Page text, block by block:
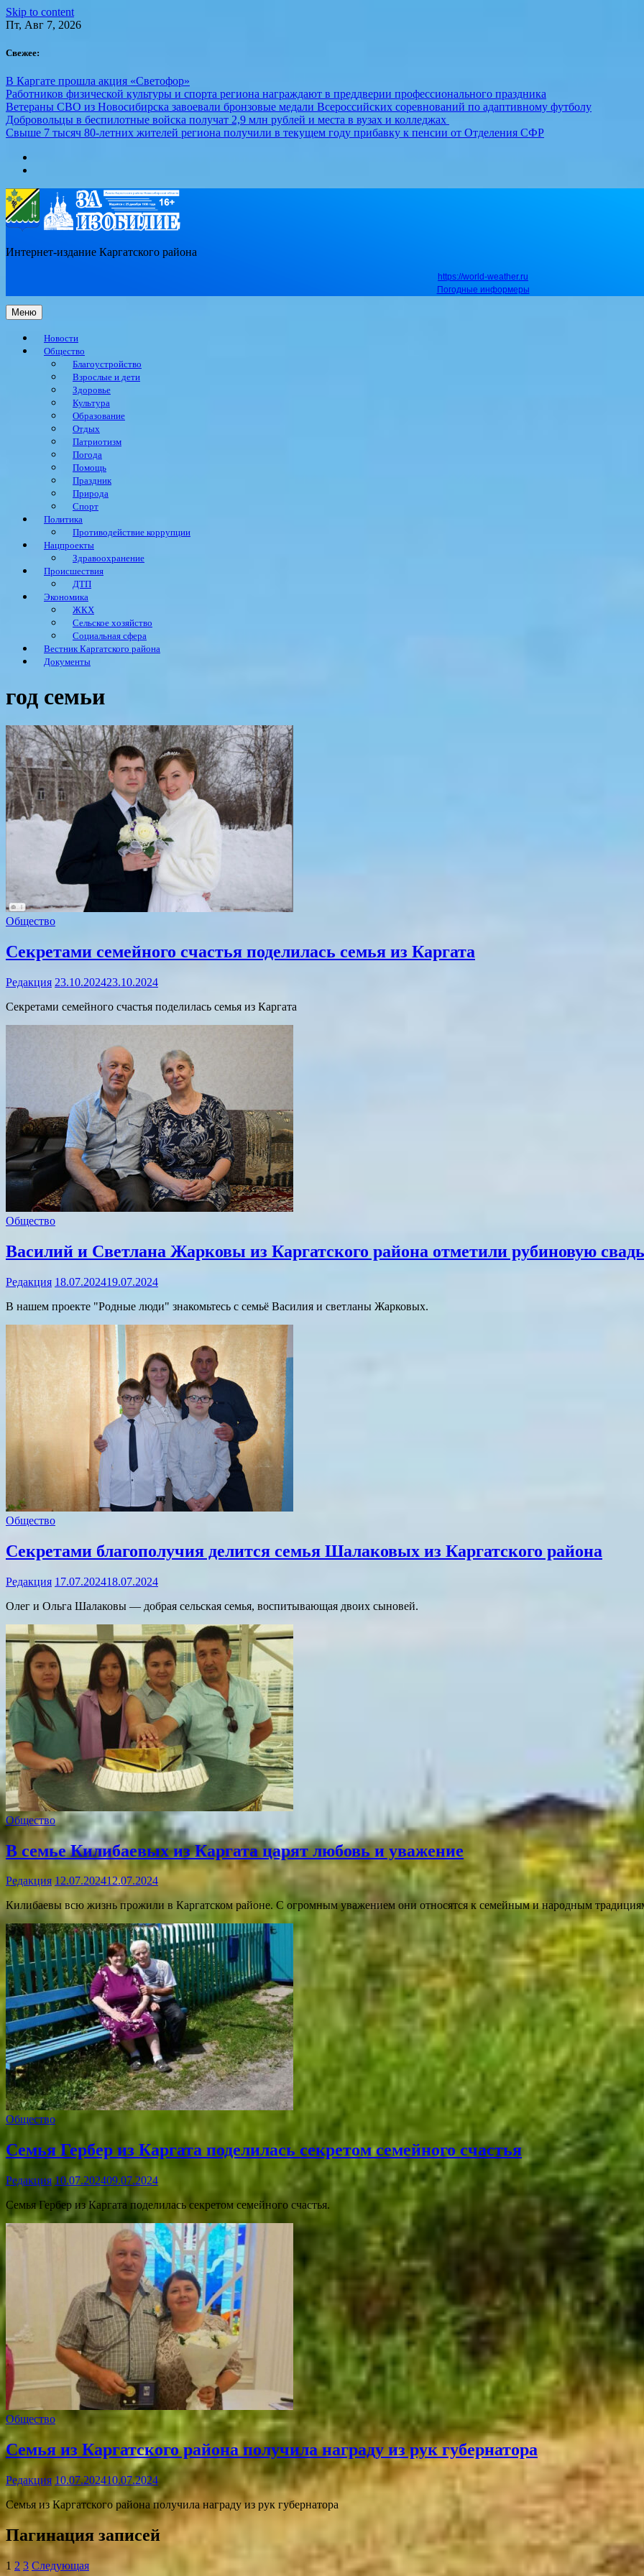
Skip to content
Пт, Авг 7, 2026
Свежее:
В Каргате прошла акция «Светофор»
Работников физической культуры и спорта региона награждают в преддверии профессионального праздника
Ветераны СВО из Новосибирска завоевали бронзовые медали Всероссийских соревнований по адаптивному футболу
Добровольцы в беспилотные войска получат 2,9 млн рублей и места в вузах и колледжах
Свыше 7 тысяч 80-летних жителей региона получили в текущем году прибавку к пенсии от Отделения СФР
Интернет-издание Каргатского района
https://world-weather.ru
Погодные информеры
Меню
Новости
Общество
Благоустройство
Взрослые и дети
Здоровье
Культура
Образование
Отдых
Патриотизм
Погода
Помощь
Праздник
Природа
Спорт
Политика
Противодействие коррупции
Нацпроекты
Здравоохранение
Происшествия
ДТП
Экономика
ЖКХ
Сельское хозяйство
Социальная сфера
Вестник Каргатского района
Документы
год семьи
Общество
Секретами семейного счастья поделилась семья из Каргата
Редакция 23.10.202423.10.2024
Секретами семейного счастья поделилась семья из Каргата
Общество
Василий и Светлана Жарковы из Каргатского района отметили рубиновую
Редакция 18.07.202419.07.2024
В нашем проекте "Родные люди" знакомьтесь с семьё Василия и светланы Жарковых.
Общество
Секретами благополучия делится семья Шалаковых из Каргатского района
Редакция 17.07.202418.07.2024
Олег и Ольга Шалаковы — добрая сельская семья, воспитывающая двоих сыновей.
Общество
В семье Килибаевых из Каргата царят любовь и уважение
Редакция 12.07.202412.07.2024
Килибаевы всю жизнь прожили в Каргатском районе. С огромным уважением они относятся к семейным и народным
Общество
Семья Гербер из Каргата поделилась секретом семейного счастья
Редакция 10.07.202409.07.2024
Семья Гербер из Каргата поделилась секретом семейного счастья.
Общество
Семья из Каргатского района получила награду из рук губернатора
Редакция 10.07.202410.07.2024
Семья из Каргатского района получила награду из рук губернатора
Пагинация записей
1 2 3 Следующая